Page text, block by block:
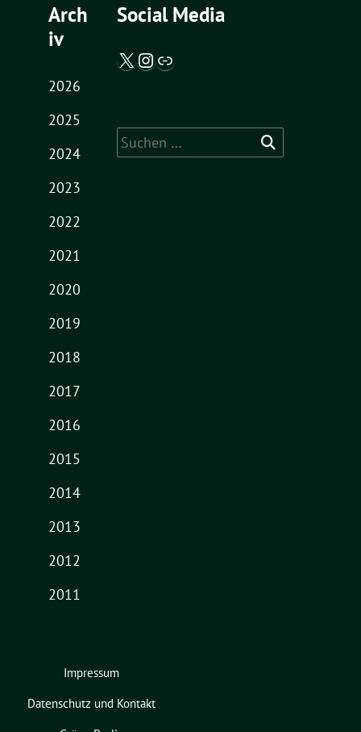
Arch
iv
2026
2025
2024
2023
2022
2021
2020
2019
2018
2017
2016
2015
2014
2013
2012
2011
Social Media
X / Twitter
Instagram
Abgeordnetenwatch
Suche
nach:
Impressum
Datenschutz und Kontakt